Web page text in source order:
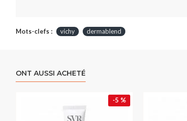
Mots-clefs : vichy dermablend
ONT AUSSI ACHETÉ
-5 %